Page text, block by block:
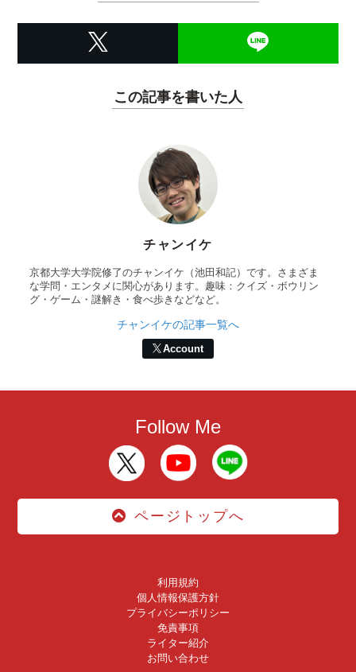
この記事を書いた人
チャンイケ
京都大学大学院修了のチャンイケ（池田和記）です。さまざま
な学問・エンタメに関心があります。趣味：クイズ・ボウリン
グ・ゲーム・謎解き・食べ歩きなどなど。
チャンイケの記事一覧へ
Account
Follow Me
ページトップへ
利用規約
個人情報保護方針
プライバシーポリシー
免責事項
ライター紹介
お問い合わせ